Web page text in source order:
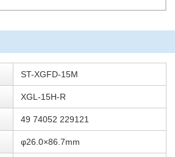
ST-XGFD-15M
XGL-15H-R
49 74052 229121
φ26.0×86.7mm